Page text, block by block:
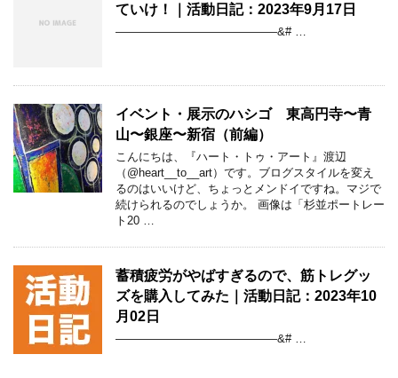
ていけ！｜活動日記：2023年9月17日
——————————————&# …
イベント・展示のハシゴ 東高円寺〜青
山〜銀座〜新宿（前編）
こんにちは、『ハート・トゥ・アート』渡辺
（@heart__to__art）です。ブログスタイルを変え
るのはいいけど、ちょっとメンドイですね。マジで
続けられるのでしょうか。 画像は「杉並ポートレー
ト20 …
蓄積疲労がやばすぎるので、筋トレグッ
ズを購入してみた｜活動日記：2023年10
月02日
——————————————&# …